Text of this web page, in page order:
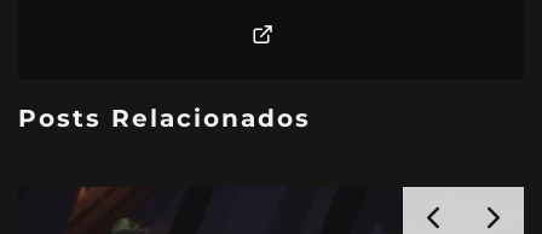
Posts Relacionados